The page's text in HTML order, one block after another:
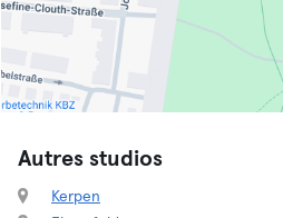
Autres studios
Kerpen